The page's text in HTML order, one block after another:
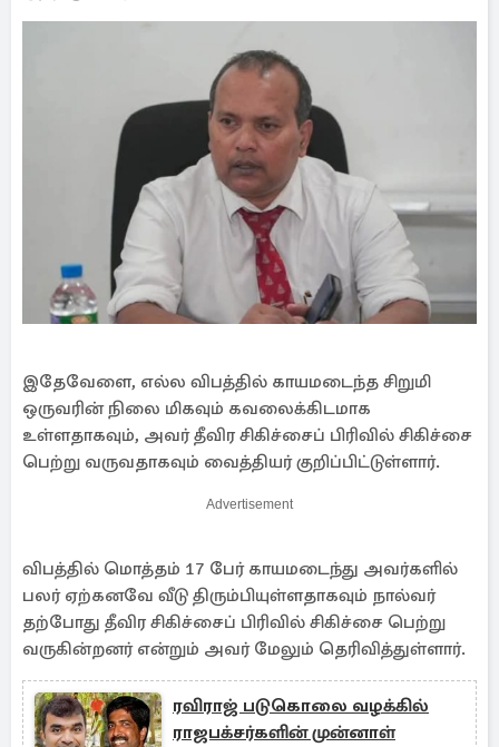
இதேவேளை, எல்ல விபத்தில் காயமடைந்த சிறுமி
ஒருவரின் நிலை மிகவும் கவலைக்கிடமாக
உள்ளதாகவும், அவர் தீவிர சிகிச்சைப் பிரிவில் சிகிச்சை
பெற்று வருவதாகவும் வைத்தியர் குறிப்பிட்டுள்ளார்.
Advertisement
விபத்தில் மொத்தம் 17 பேர் காயமடைந்து அவர்களில்
பலர் ஏற்கனவே வீடு திரும்பியுள்ளதாகவும் நால்வர்
தற்போது தீவிர சிகிச்சைப் பிரிவில் சிகிச்சை பெற்று
வருகின்றனர் என்றும் அவர் மேலும் தெரிவித்துள்ளார்.
ரவிராஜ் படுகொலை வழக்கில்
ராஜபக்சர்களின் முன்னாள்